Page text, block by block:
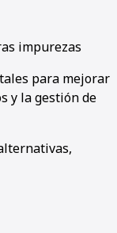
impurezas
para mejorar
y la gestión de